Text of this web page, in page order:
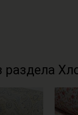
раздела